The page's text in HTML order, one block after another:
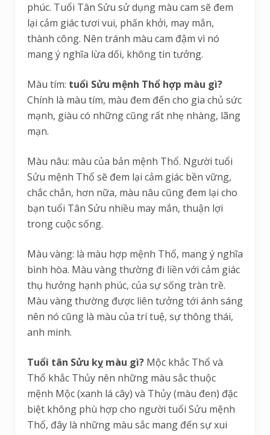
phúc. Tuổi Tân Sửu sử dụng màu cam sẽ đem
lại cảm giác tươi vui, phấn khởi, may mắn,
thành công. Nên tránh màu cam đậm vì nó
mang ý nghĩa lừa dối, không tin tưởng.
Màu tím: tuổi Sửu mệnh Thổ hợp màu gì?
Chính là màu tím, màu đem đến cho gia chủ sức
mạnh, giàu có những cũng rất nhẹ nhàng, lãng
mạn.
Màu nâu: màu của bản mệnh Thổ. Người tuổi
Sửu mệnh Thổ sẽ đem lại cảm giác bền vững,
chắc chắn, hơn nữa, màu nâu cũng đem lại cho
bạn tuổi Tân Sửu nhiều may mắn, thuận lợi
trong cuộc sống.
Màu vàng: là màu hợp mệnh Thổ, mang ý nghĩa
bình hòa. Màu vàng thường đi liền với cảm giác
thụ hưởng hạnh phúc, của sự sống tràn trề.
Màu vàng thường được liên tưởng tới ánh sáng
nên nó cũng là màu của trí tuệ, sự thông thái,
anh minh.
Tuổi tân Sửu kỵ màu gì? Mộc khắc Thổ và
Thổ khắc Thủy nên những màu sắc thuộc
mệnh Mộc (xanh lá cây) và Thủy (màu đen) đặc
biệt không phù hợp cho người tuổi Sửu mệnh
Thổ, đây là những màu sắc mang đến sự xui